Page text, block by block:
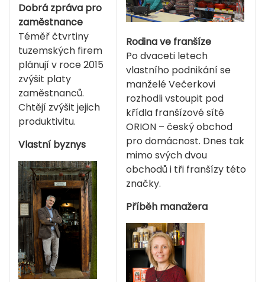
Dobrá zpráva pro
zaměstnance
Téměř čtvrtiny
tuzemských firem
plánují v roce 2015
zvýšit platy
zaměstnanců.
Chtějí zvýšit jejich
produktivitu.
Vlastní byznys
Rodina ve franšíze
Po dvaceti letech
vlastního podnikání se
manželé Večerkovi
rozhodli vstoupit pod
křídla franšízové sítě
ORION – český obchod
pro domácnost. Dnes tak
mimo svých dvou
obchodů i tři franšízy této
značky.
Příběh manažera